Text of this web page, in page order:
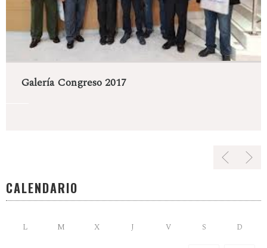
Galería Congreso 2017
CALENDARIO
L M X J V S D